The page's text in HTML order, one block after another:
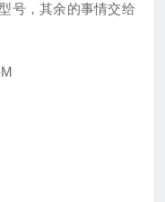
号，其余的事情交给